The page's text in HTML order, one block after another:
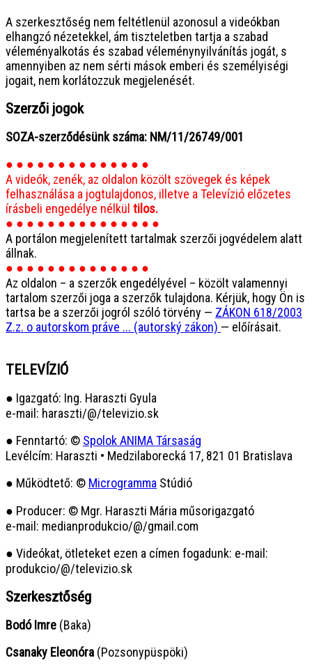
A szerkesztőség nem feltétlenül azonosul a videókban
elhangzó nézetekkel, ám tiszteletben tartja a szabad
véleményalkotás és szabad véleménynyilvánítás jogát, s
amennyiben az nem sérti mások emberi és személyiségi
jogait, nem korlátozzuk megjelenését.
Szerzői jogok
SOZA-szerződésünk száma: NM/11/26749/001
● ● ● ● ● ● ● ● ● ● ● ● ● ●
A videók, zenék, az oldalon közölt szövegek és képek
felhasználása a jogtulajdonos, illetve a Televízió előzetes
írásbeli engedélye nélkül tilos.
● ● ● ● ● ● ● ● ● ● ● ● ● ● ●
A portálon megjelenített tartalmak szerzői jogvédelem alatt
állnak.
● ● ● ● ● ● ● ● ● ● ● ● ● ●
Az oldalon – a szerzők engedélyével – közölt valamennyi
tartalom szerzői joga a szerzők tulajdona. Kérjük, hogy Ön is
tartsa be a szerzői jogról szóló törvény — ZÁKON 618/2003
Z.z. o autorskom práve ... (autorský zákon) — előírásait.
TELEVÍZIÓ
● Igazgató: Ing. Haraszti Gyula
e-mail: haraszti/@/televizio.sk
● Fenntartó: © Spolok ANIMA Társaság
Levélcím: Haraszti • Medzilaborecká 17, 821 01 Bratislava
● Működtető: © Microgramma Stúdió
● Producer: © Mgr. Haraszti Mária műsorigazgató
e-mail: medianprodukcio/@/gmail.com
● Videókat, ötleteket ezen a címen fogadunk: e-mail:
produkcio/@/televizio.sk
Szerkesztőség
Bodó Imre (Baka)
Csanaky Eleonóra (Pozsonypüspöki)